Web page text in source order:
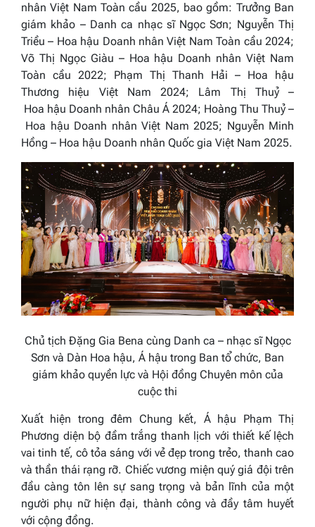
nhân Việt Nam Toàn cầu 2025, bao gồm: Trưởng Ban
giám khảo – Danh ca nhạc sĩ Ngọc Sơn; Nguyễn Thị
Triều – Hoa hậu Doanh nhân Việt Nam Toàn cầu 2024;
Võ Thị Ngọc Giàu – Hoa hậu Doanh nhân Việt Nam
Toàn cầu 2022; Phạm Thị Thanh Hải – Hoa hậu
Thương hiệu Việt Nam 2024; Lâm Thị Thuỷ –
Hoa hậu Doanh nhân Châu Á 2024; Hoàng Thu Thuỷ –
Hoa hậu Doanh nhân Việt Nam 2025; Nguyễn Minh
Hồng – Hoa hậu Doanh nhân Quốc gia Việt Nam 2025.
Chủ tịch Đặng Gia Bena cùng Danh ca – nhạc sĩ Ngọc
Sơn và Dàn Hoa hậu, Á hậu trong Ban tổ chức, Ban
giám khảo quyền lực và Hội đồng Chuyên môn của
cuộc thi
Xuất hiện trong đêm Chung kết, Á hậu Phạm Thị
Phương diện bộ đầm trắng thanh lịch với thiết kế lệch
vai tinh tế, cô tỏa sáng với vẻ đẹp trong trẻo, thanh cao
và thần thái rạng rỡ. Chiếc vương miện quý giá đội trên
đầu càng tôn lên sự sang trọng và bản lĩnh của một
người phụ nữ hiện đại, thành công và đầy tâm huyết
với cộng đồng.